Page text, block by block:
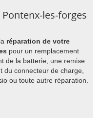
les-forges
réparation de votre
pour un remplacement
de la batterie, une remise
du connecteur de charge,
ou toute autre réparation.